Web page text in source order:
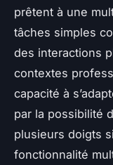
prêtent à une
tâches simples
des interactions
contextes
capacité à
par la possibilité
plusieurs doigts
fonctionnalité